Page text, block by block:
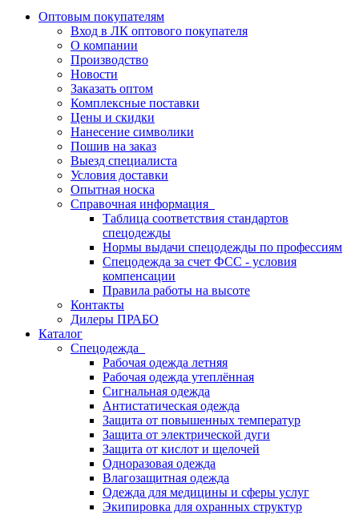
Оптовым покупателям
Вход в ЛК оптового покупателя
О компании
Производство
Новости
Заказать оптом
Комплексные поставки
Цены и скидки
Нанесение символики
Пошив на заказ
Выезд специалиста
Условия доставки
Опытная носка
Справочная информация
Таблица соответствия стандартов
спецодежды
Нормы выдачи спецодежды по профессиям
Спецодежда за счет ФСС - условия
компенсации
Правила работы на высоте
Контакты
Дилеры ПРАБО
Каталог
Спецодежда
Рабочая одежда летняя
Рабочая одежда утеплённая
Сигнальная одежда
Антистатическая одежда
Защита от повышенных температур
Защита от электрической дуги
Защита от кислот и щелочей
Одноразовая одежда
Влагозащитная одежда
Одежда для медицины и сферы услуг
Экипировка для охранных структур